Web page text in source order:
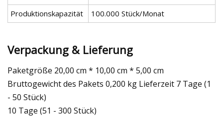
Produktionskapazität
100.000 Stück/Monat
Verpackung & Lieferung
Paketgröße 20,00 cm * 10,00 cm * 5,00 cm
Bruttogewicht des Pakets 0,200 kg Lieferzeit 7 Tage (1
- 50 Stück)
10 Tage (51 - 300 Stück)